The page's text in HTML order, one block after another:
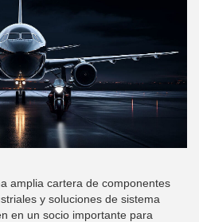
amplia cartera de componentes
y soluciones de sistema
en un socio importante para